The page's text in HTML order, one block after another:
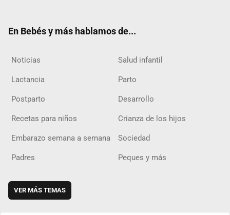
En Bebés y más hablamos de...
Noticias Salud infantil
Lactancia Parto
Postparto Desarrollo
Recetas para niños Crianza de los hijos
Embarazo semana a semana Sociedad
Padres Peques y más
VER MÁS TEMAS